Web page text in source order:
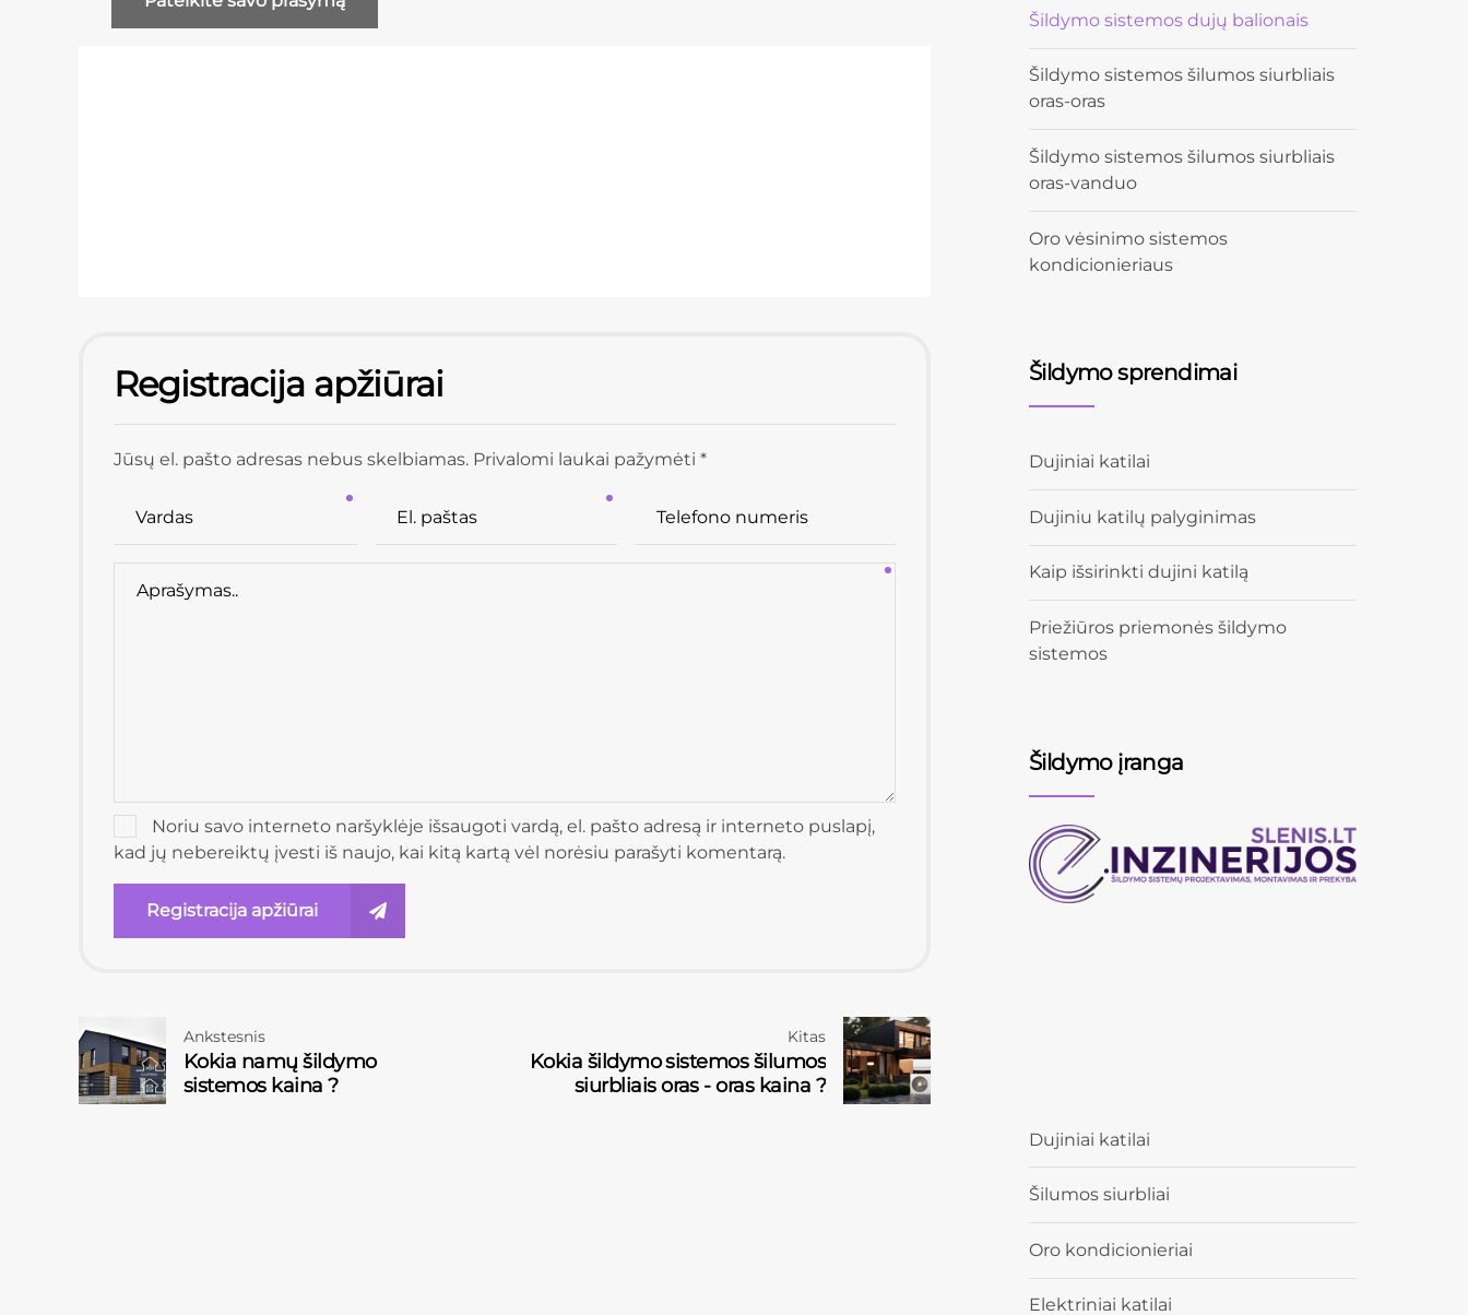
Registracija apžiūrai
Jūsų el. pašto adresas nebus skelbiamas. Privalomi laukai pažymėti *
Noriu savo interneto naršyklėje išsaugoti vardą, el. pašto adresą ir interneto puslapį,
kad jų nebereiktų įvesti iš naujo, kai kitą kartą vėl norėsiu parašyti komentarą.
Registracija apžiūrai
Ankstesnis
Kokia namų šildymo
sistemos kaina ?
Kitas
Kokia šildymo sistemos šilumos
siurbliais oras - oras kaina ?
Šildymo sistemos dujų balionais
Šildymo sistemos šilumos siurbliais
oras-oras
Šildymo sistemos šilumos siurbliais
oras-vanduo
Oro vėsinimo sistemos
kondicionieriaus
Šildymo sprendimai
Dujiniai katilai
Dujiniu katilų palyginimas
Kaip išsirinkti dujini katilą
Priežiūros priemonės šildymo
sistemos
Šildymo įranga
Dujiniai katilai
Šilumos siurbliai
Oro kondicionieriai
Elektriniai katilai